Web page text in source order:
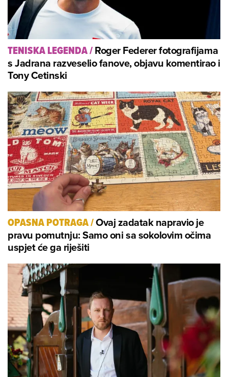
TENISKA LEGENDA/Roger Federer fotografijama
s Jadrana razveselio fanove, objavu komentirao i
Tony Cetinski
OPASNA POTRAGA/Ovaj zadatak napravio je
pravu pomutnju: Samo oni sa sokolovim očima
uspjet će ga riješiti